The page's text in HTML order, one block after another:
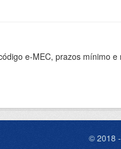
e-MEC, prazos mínimo
© 2018